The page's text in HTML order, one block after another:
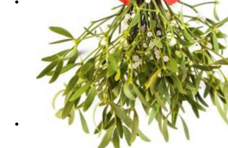
Rosas preservadas
Ramos preservados